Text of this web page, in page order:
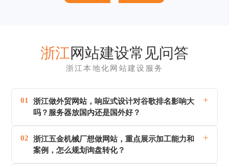
浙江网站建设常见问答
浙江本地化网站建设服务
01
浙江做外贸网站，响应式设计对谷歌排名影响大
吗？服务器放国内还是国外好？
+
02 浙江五金机械厂想做网站，重点展示加工能力和
案例，怎么规划询盘转化？
+